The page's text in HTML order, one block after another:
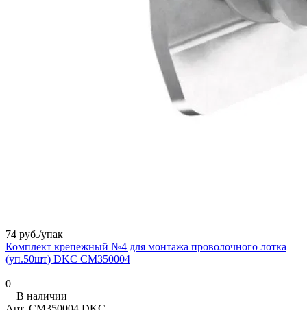
74 руб./упак
Комплект крепежный №4 для монтажа проволочного лотка
(уп.50шт) DKC CM350004
0
В наличии